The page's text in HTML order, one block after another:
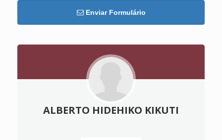
Enviar Formulário
ALBERTO HIDEHIKO KIKUTI